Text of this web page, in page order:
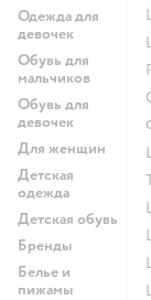
Одежда для
девочек
Обувь для
мальчиков
Обувь для
девочек
Для женщин
Детская
одежда
Детская обувь
Бренды
Белье и
пижамы